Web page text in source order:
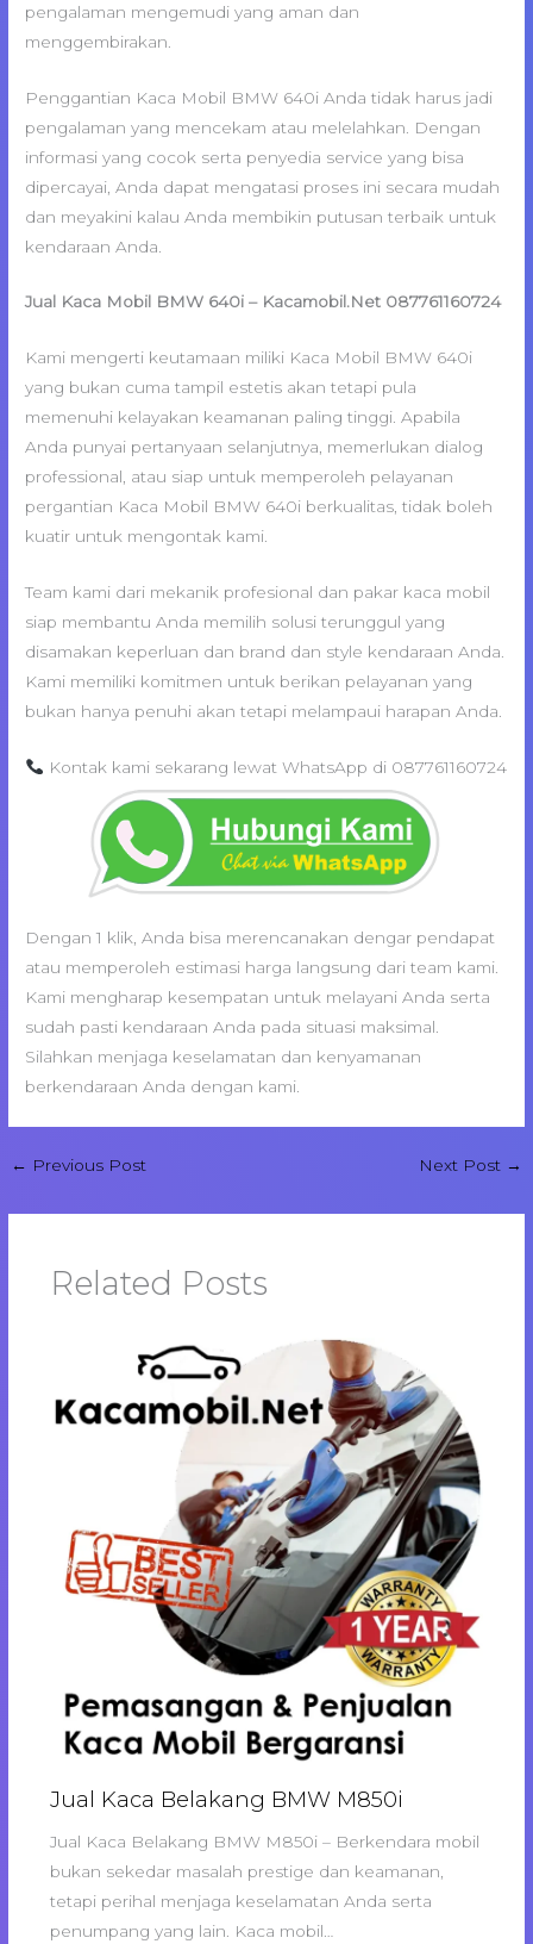
pengalaman mengemudi yang aman dan
menggembirakan.
Penggantian Kaca Mobil BMW 640i Anda tidak harus jadi
pengalaman yang mencekam atau melelahkan. Dengan
informasi yang cocok serta penyedia service yang bisa
dipercayai, Anda dapat mengatasi proses ini secara mudah
dan meyakini kalau Anda membikin putusan terbaik untuk
kendaraan Anda.
Jual Kaca Mobil BMW 640i – Kacamobil.Net 087761160724
Kami mengerti keutamaan miliki Kaca Mobil BMW 640i
yang bukan cuma tampil estetis akan tetapi pula
memenuhi kelayakan keamanan paling tinggi. Apabila
Anda punyai pertanyaan selanjutnya, memerlukan dialog
professional, atau siap untuk memperoleh pelayanan
pergantian Kaca Mobil BMW 640i berkualitas, tidak boleh
kuatir untuk mengontak kami.
Team kami dari mekanik profesional dan pakar kaca mobil
siap membantu Anda memilih solusi terunggul yang
disamakan keperluan dan brand dan style kendaraan Anda.
Kami memiliki komitmen untuk berikan pelayanan yang
bukan hanya penuhi akan tetapi melampaui harapan Anda.
Kontak kami sekarang lewat WhatsApp di 087761160724
Dengan 1 klik, Anda bisa merencanakan dengar pendapat
atau memperoleh estimasi harga langsung dari team kami.
Kami mengharap kesempatan untuk melayani Anda serta
sudah pasti kendaraan Anda pada situasi maksimal.
Silahkan menjaga keselamatan dan kenyamanan
berkendaraan Anda dengan kami.
← Previous Post Next Post →
Related Posts
Jual Kaca Belakang BMW M850i
Jual Kaca Belakang BMW M850i – Berkendara mobil
bukan sekedar masalah prestige dan keamanan,
tetapi perihal menjaga keselamatan Anda serta
penumpang yang lain. Kaca mobil…